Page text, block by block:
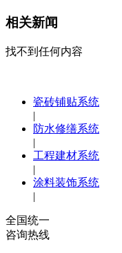
相关新闻
找不到任何内容
瓷砖铺贴系统
|
防水修缮系统
|
工程建材系统
|
涂料装饰系统
|
全国统一
咨询热线